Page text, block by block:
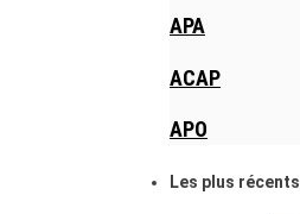
APA
ACAP
APO
Les plus récents